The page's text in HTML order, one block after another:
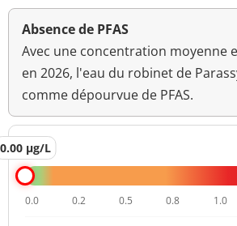
Absence de PFAS
Avec une concentration moyenne
en 2026, l'eau du robinet de
comme dépourvue de PFAS.
0.00 µg/L
0.0 0.2 0.5 0.8 1.0